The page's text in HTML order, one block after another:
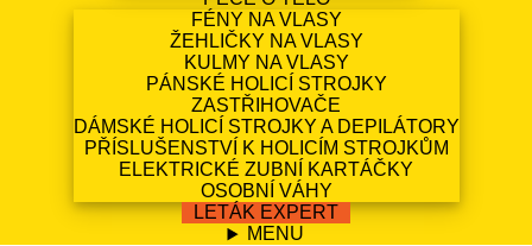
FÉNY NA VLASY
ŽEHLIČKY NA VLASY
KULMY NA VLASY
PÁNSKÉ HOLICÍ STROJKY
ZASTŘIHOVAČE
DÁMSKÉ HOLICÍ STROJKY A DEPILÁTORY
PŘÍSLUŠENSTVÍ K HOLICÍM STROJKŮM
ELEKTRICKÉ ZUBNÍ KARTÁČKY
OSOBNÍ VÁHY
LETÁK EXPERT
MENU